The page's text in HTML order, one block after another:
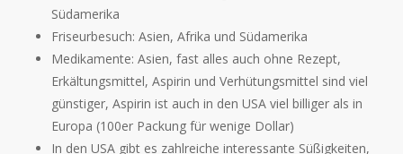
Südamerika
Friseurbesuch: Asien, Afrika und Südamerika
Medikamente: Asien, fast alles auch ohne Rezept,
Erkältungsmittel, Aspirin und Verhütungsmittel sind viel
günstiger, Aspirin ist auch in den USA viel billiger als in
Europa (100er Packung für wenige Dollar)
In den USA gibt es zahlreiche interessante Süßigkeiten,